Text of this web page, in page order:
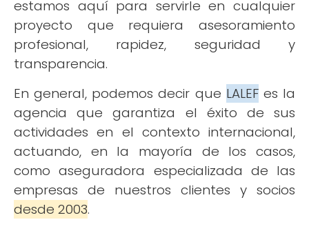
estamos aquí para servirle en cualquier
proyecto que requiera asesoramiento
profesional, rapidez, seguridad y
transparencia.
En general, podemos decir que LALEFes la
agencia que garantiza el éxito de sus
actividades en el contexto internacional,
actuando, en la mayoría de los casos,
como aseguradora especializada de las
empresas de nuestros clientes y socios
desde 2003.